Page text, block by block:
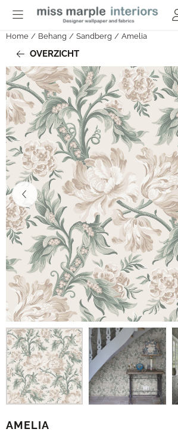
Cookievoorkeuren zijn momenteel gesloten.
Home / Behang / Sandberg / Amelia
OVERZICHT
AMELIA